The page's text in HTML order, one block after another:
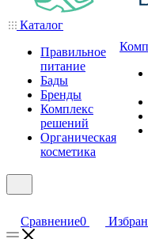
Каталог
Правильное
питание
Бады
Бренды
Комплекс
решений
Органическая
косметика
Сравнение0